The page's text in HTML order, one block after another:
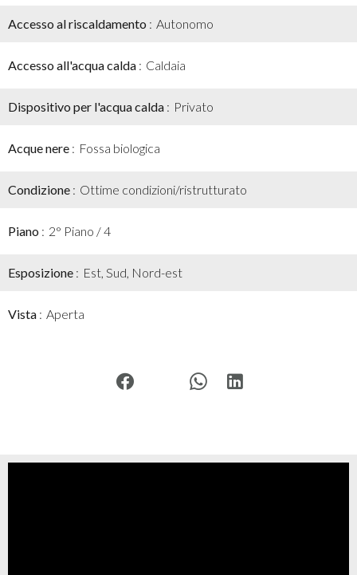
Accesso al riscaldamento Autonomo
Accesso all'acqua calda Caldaia
Dispositivo per l'acqua calda Privato
Acque nere Fossa biologica
Condizione Ottime condizioni/ristrutturato
Piano 2° Piano / 4
Esposizione Est, Sud, Nord-est
Vista Aperta